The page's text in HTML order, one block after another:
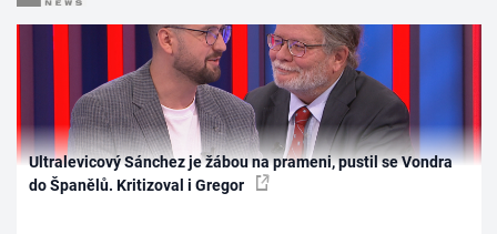
Ultralevicový Sánchez je žábou na prameni, pustil se Vondra
do Španělů. Kritizoval i Gregor